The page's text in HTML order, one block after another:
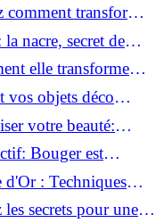
transformer
nacre, secret de
elle transforme
vos objets déco
votre beauté:
Bouger est
: Techniques
secrets pour une